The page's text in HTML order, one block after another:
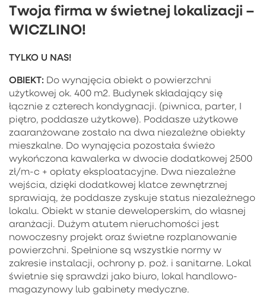
Twoja firma w świetnej lokalizacji –
WICZLINO!
TYLKO U NAS!
OBIEKT: Do wynajęcia obiekt o powierzchni
użytkowej ok. 400 m2. Budynek składający się
łącznie z czterech kondygnacji. (piwnica, parter, I
piętro, poddasze użytkowe). Poddasze użytkowe
zaaranżowane zostało na dwa niezależne obiekty
mieszkalne. Do wynajęcia pozostała świeżo
wykończona kawalerka w dwocie dodatkowej 2500
zł/m-c + opłaty eksploatacyjne. Dwa niezależne
wejścia, dzięki dodatkowej klatce zewnętrznej
sprawiają, że poddasze zyskuje status niezależnego
lokalu. Obiekt w stanie deweloperskim, do własnej
aranżacji. Dużym atutem nieruchomości jest
nowoczesny projekt oraz świetne rozplanowanie
powierzchni. Spełnione są wszystkie normy w
zakresie instalacji, ochrony p. poż. i sanitarne. Lokal
świetnie się sprawdzi jako biuro, lokal handlowo-
magazynowy lub gabinety medyczne.